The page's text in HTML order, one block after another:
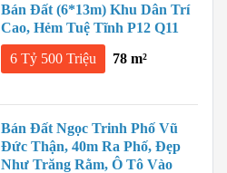
Bán Đất (6*13m) Khu Dân Trí
Cao, Hẻm Tuệ Tĩnh P12 Q11
6 Tỷ 500 Triệu
78 m²
Bán Đất Ngọc Trinh Phố Vũ
Đức Thận, 40m Ra Phố, Đẹp
Như Trăng Rằm, Ô Tô Vào